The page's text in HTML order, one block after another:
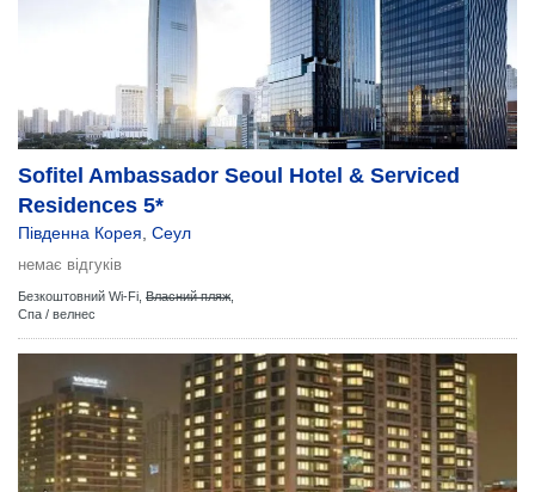
Sofitel Ambassador Seoul Hotel & Serviced
Residences 5*
Південна Корея Сеул
немає відгуків
Безкоштовний Wi-Fi, Власний пляж
Спа / велнес